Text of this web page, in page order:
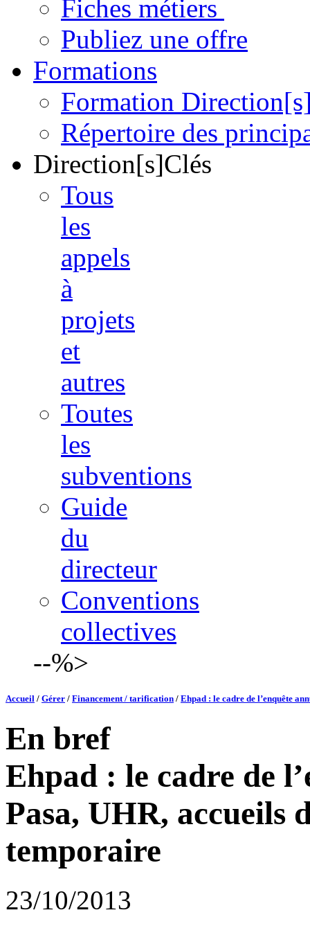
Fiches métiers
Publiez une offre
Formations
Formation
Répertoire des
Direction[s]Clés
Tous
les
appels
à
projets
et
autres
Toutes
les
subventions
Guide
du
directeur
Conventions
collectives
--%>
Accueil / Gérer / Financement / tarification / Ehpad : le cadre de l’enquête
En bref
Ehpad : le cadre de
Pasa, UHR, accueils
temporaire
23/10/2013